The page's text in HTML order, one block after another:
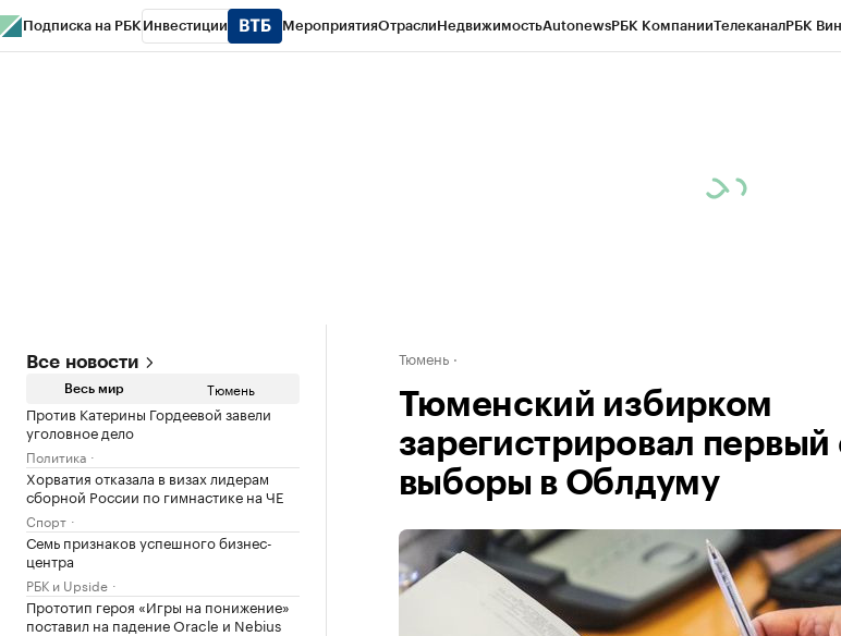
Подписка на РБК Инвестиции МероприятияОтраслиНедвижимостьAutonewsРБК КомпанииТелеканалРБК
Все новости
Весь мир Тюмень
Против Катерины Гордеевой завели
уголовное дело
Политика
Хорватия отказала в визах лидерам
сборной России по гимнастике на ЧЕ
Спорт
Семь признаков успешного бизнес-
центра
РБК и Upside
Прототип героя «Игры на понижение»
поставил на падение Oracle и Nebius
Тюмень
Тюменский избирком
зарегистрировал первый
выборы в Облдуму